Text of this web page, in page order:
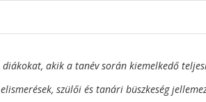
akik a tanév során kiemelkedő
szülői és tanári büszkeség